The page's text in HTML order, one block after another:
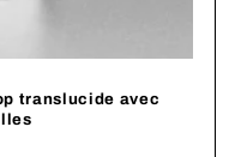
translucide avec